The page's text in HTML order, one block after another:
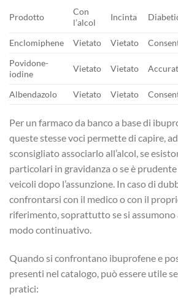
Prodotto
Con
l’alcol
Incinta
Enclomiphene Vietato Vietato
Povidone-
iodine
Vietato Vietato
Albendazolo Vietato Vietato
Per un farmaco da banco a base di
queste stesse voci permette di capire,
sconsigliato associarlo all’alcol, se
particolari in gravidanza o se è
veicoli dopo l’assunzione. In caso di
confrontarsi con il medico o con il
riferimento, soprattutto se si
modo continuativo.
Quando si confrontano ibuprofene e
presenti nel catalogo, può essere utile
pratici: